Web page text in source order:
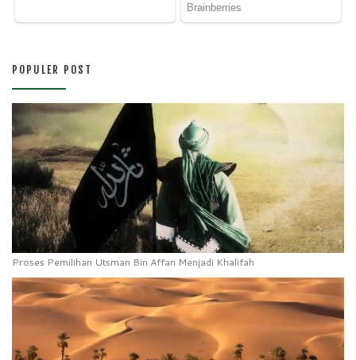
POPULER POST
Proses Pemilihan Utsman Bin Affan Menjadi Khalifah